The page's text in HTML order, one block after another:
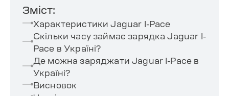
Зміст:
Характеристики Jaguar I-Pace
Скільки часу займає зарядка Jaguar I-
Pace в Україні?
Де можна заряджати Jaguar I-Pace в
Україні?
Висновок